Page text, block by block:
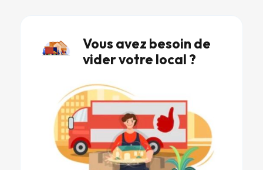
Vous avez besoin de
vider votre local ?